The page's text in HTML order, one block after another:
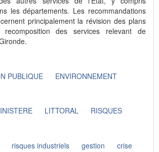
les départements. Les recommandations
principalement la révision des plans
des services relevant de
PUBLIQUE
ENVIRONNEMENT
LITTORAL RISQUES
risques industriels gestion
crise